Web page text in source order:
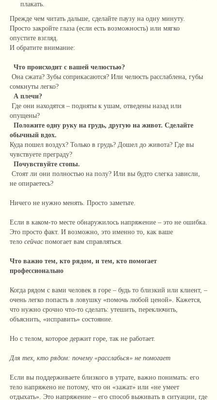
плакать.
Прежде чем читать дальше, сделайте паузу на одну минуту.
Просто закройте глаза (если есть возможность) или мягко
опустите взгляд.
И обратите внимание:
Что происходит с вашей челюстью?
Она сжата? Зубы соприкасаются? Или челюсть расслаблена, губы
сомкнуты легко?
А плечи?
Где они находятся – подняты к ушам, отведены назад или
опущены?
Положите одну руку на грудь, другую на живот. Сделайте
обычный вдох.
Куда пошел воздух? Только в грудь? Дошел до живота? Где вы
чувствуете преграду?
Почувствуйте стопы.
Стоят ли они полностью на полу? Или вы будто слегка зависли,
не опираетесь?
Ничего не нужно менять. Просто заметьте.
Если в каком-то месте обнаружилось напряжение – это не ошибка.
Это просто факт. И возможно, это именно то, как ваше
тело сейчас помогает вам справляться.
Что важно тем, кто рядом, и тем, кто помогает
профессионально
Когда рядом с вами человек в горе – будь то близкий или клиент, –
очень легко попасть в ловушку «помочь любой ценой». Кажется,
что нужно срочно что-то сделать: утешить, переключить,
объяснить, «исправить» состояние.
Но с телом, которое держит горе, так не работает.
Для тех, кто рядом: почему «расслабься» не помогает
Если вы поддерживаете близкого в утрате, важно понимать: его
тело напряжено не потому, что он «зажат» или «не умеет
отдыхать». Это напряжение – его способ выживать в ситуации, где